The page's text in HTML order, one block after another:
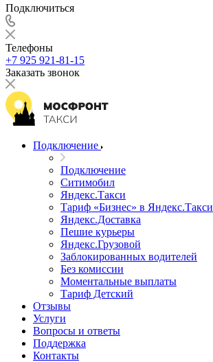
Подключиться
Телефоны
+7 925 921-81-15
Заказать звонок
Подключение
Подключение
Ситимобил
Яндекс.Такси
Тариф «Бизнес» в Яндекс.Такси
Яндекс.Доставка
Пешие курьеры
Яндекс.Грузовой
Заблокированных водителей
Без комиссии
Моментальные выплаты
Тариф Детский
Отзывы
Услуги
Вопросы и ответы
Поддержка
Контакты